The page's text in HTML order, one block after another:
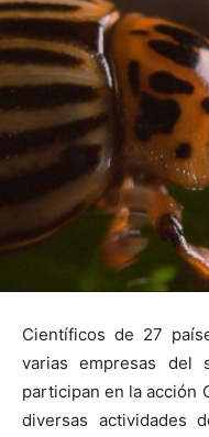
Científicos de 27
varias empresas del
participan en la acción
diversas actividades